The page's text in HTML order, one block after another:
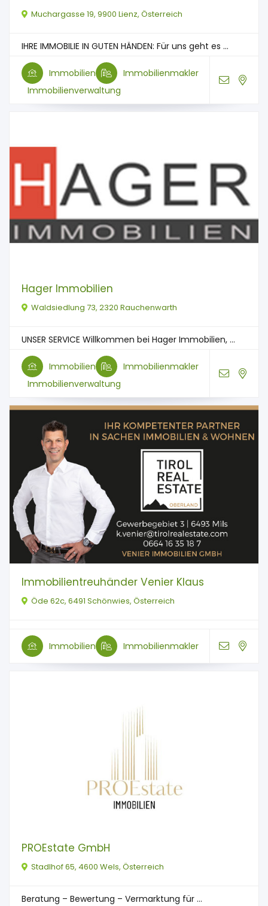
Muchargasse 19, 9900 Lienz, Österreich
IHRE IMMOBILIE IN GUTEN HÄNDEN: Für uns geht es ...
Immobilien
Immobilienmakler
Immobilienverwaltung
Hager Immobilien
Waldsiedlung 73, 2320 Rauchenwarth
UNSER SERVICE Willkommen bei Hager Immobilien, ...
Immobilien
Immobilienmakler
Immobilienverwaltung
Immobilientreuhänder Venier Klaus
Öde 62c, 6491 Schönwies, Österreich
Immobilien Immobilienmakler
PROEstate GmbH
Stadlhof 65, 4600 Wels, Österreich
Beratung – Bewertung – Vermarktung für ...